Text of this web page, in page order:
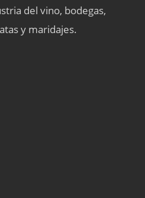
del vino, bodegas,
y maridajes.